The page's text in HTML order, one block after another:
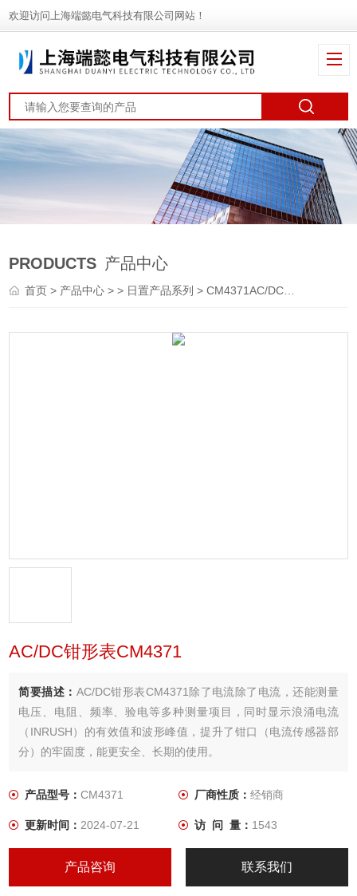
欢迎访问上海端懿电气科技有限公司网站！
PRODUCTS 产品中心
首页> 产品中心 > > 日置产品系列 > CM4371AC/DC钳形表CM4371
AC/DC钳形表CM4371
简要描述： AC/DC钳形表CM4371除了电流除了电流，还能测量
电压、电阻、频率、验电等多种测量项目，同时显示浪涌电流
（INRUSH）的有效值和波形峰值，提升了钳口（电流传感器部
分）的牢固度，能更安全、长期的使用。
产品型号：CM4371 厂商性质： 经销商
更新时间：2024-07-21 访 问 量： 1543
产品咨询 联系我们